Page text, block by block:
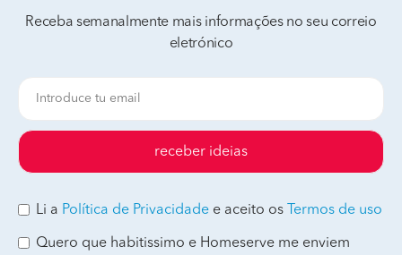
Receba semanalmente mais informações no seu correio
eletrónico
receber ideias
Li a Política de Privacidade e aceito os Termos de uso
Quero que habitissimo e Homeserve me enviem